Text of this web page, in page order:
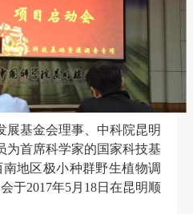
我
基
金
展基金会理事、中科院昆明
为首席科学家的国家科技基
南地区极小种群野生植物调
于2017年5月 18日在昆明顺